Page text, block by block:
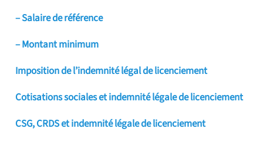
– Salaire de référence
– Montant minimum
Imposition de l’indemnité légal de licenciement
Cotisations sociales et indemnité légale de licenciement
CSG, CRDS et indemnité légale de licenciement